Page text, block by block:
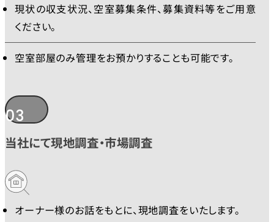
現状の収支状況、空室募集条件、募集資料等をご用意
ください。
空室部屋のみ管理をお預かりすることも可能です。
03
当社にて現地調査・市場調査
オーナー様のお話をもとに、現地調査をいたします。